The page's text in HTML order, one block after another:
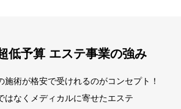
低予算 エステ事業の強み
術が格安で受けれるのがコンセプト！
なくメディカルに寄せたエステ